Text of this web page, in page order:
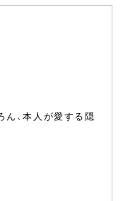
、本人が愛する隠